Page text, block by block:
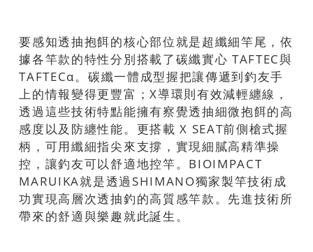
要感知透抽抱餌的核心部位就是超纖細竿尾，依
據各竿款的特性分別搭載了碳纖實心 TAFTEC與
TAFTECα。碳纖一體成型握把讓傳遞到釣友手
上的情報變得更豐富；X導環則有效減輕纏線，
透過這些技術特點能擁有察覺透抽細微抱餌的高
感度以及防纏性能。更搭載 X SEAT前側槍式握
柄，可用纖細指尖來支撐，實現細膩高精準操
控，讓釣友可以舒適地控竿。BIOIMPACT
MARUIKA就是透過SHIMANO獨家製竿技術成
功實現高層次透抽釣的高質感竿款。先進技術所
帶來的舒適與樂趣就此誕生。